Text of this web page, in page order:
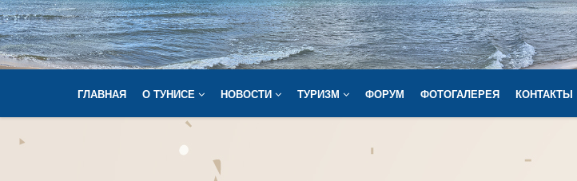
navigation
ГЛАВНАЯ О ТУНИСЕ НОВОСТИ ТУРИЗМ ФОРУМ ФОТОГАЛЕРЕЯ КОНТАКТЫ